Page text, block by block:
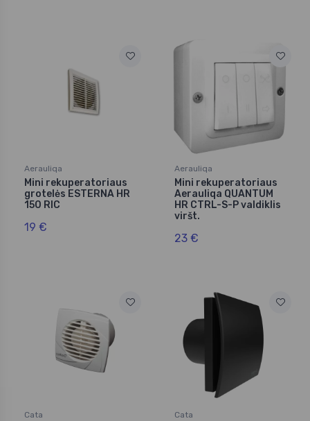
Aerauliqa
Mini rekuperatoriaus
grotelės ESTERNA HR
150 RIC
19 €
Aerauliqa
Mini rekuperatoriaus
Aerauliqa QUANTUM
HR CTRL-S-P valdiklis
viršt.
23 €
Cata Cata